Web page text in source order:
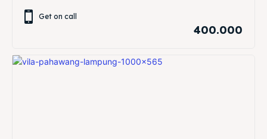
Get on call
400.000